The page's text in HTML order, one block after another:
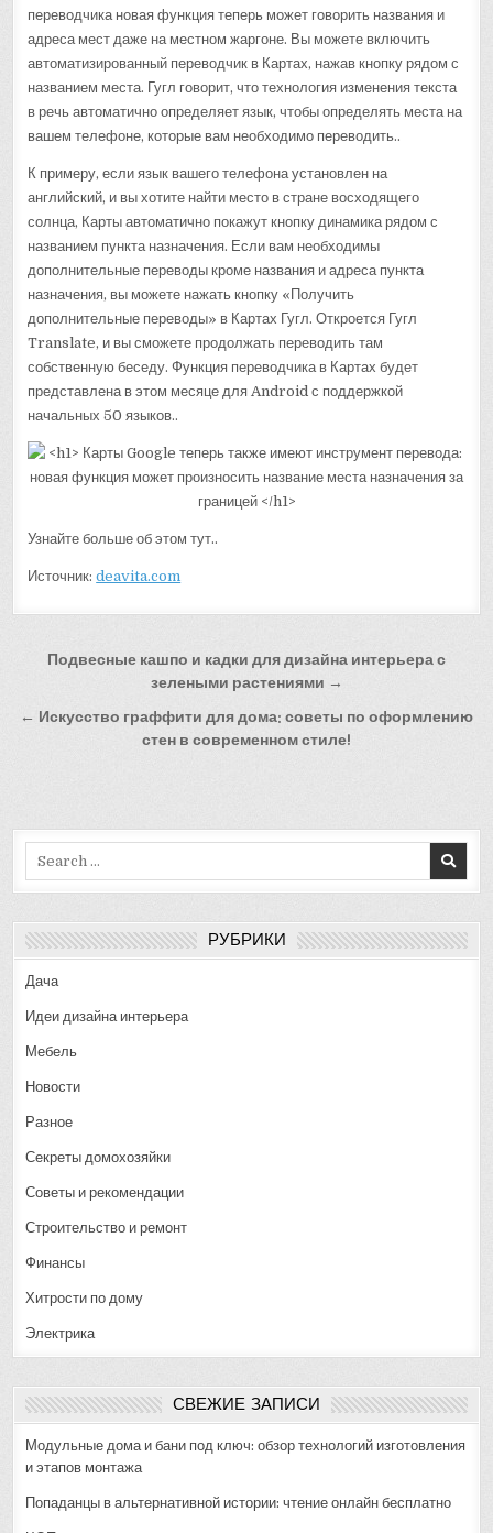
переводчика новая функция теперь может говорить названия и
адреса мест даже на местном жаргоне. Вы можете включить
автоматизированный переводчик в Картах, нажав кнопку рядом с
названием места. Гугл говорит, что технология изменения текста
в речь автоматично определяет язык, чтобы определять места на
вашем телефоне, которые вам необходимо переводить..
К примеру, если язык вашего телефона установлен на
английский, и вы хотите найти место в стране восходящего
солнца, Карты автоматично покажут кнопку динамика рядом с
названием пункта назначения. Если вам необходимы
дополнительные переводы кроме названия и адреса пункта
назначения, вы можете нажать кнопку «Получить
дополнительные переводы» в Картах Гугл. Откроется Гугл
Translate, и вы сможете продолжать переводить там
собственную беседу. Функция переводчика в Картах будет
представлена в этом месяце для Android с поддержкой
начальных 50 языков..
Узнайте больше об этом тут..
Источник:deavita.com
Навигация
записям
Подвесные кашпо и кадки для дизайна интерьера с
зелеными растениями →
← Искусство граффити для дома: советы по оформлению
стен в современном стиле!
РУБРИКИ
Дача
Идеи дизайна интерьера
Мебель
Новости
Разное
Секреты домохозяйки
Советы и рекомендации
Строительство и ремонт
Финансы
Хитрости по дому
Электрика
СВЕЖИЕ ЗАПИСИ
Модульные дома и бани под ключ: обзор технологий изготовления
и этапов монтажа
Попаданцы в альтернативной истории: чтение онлайн бесплатно